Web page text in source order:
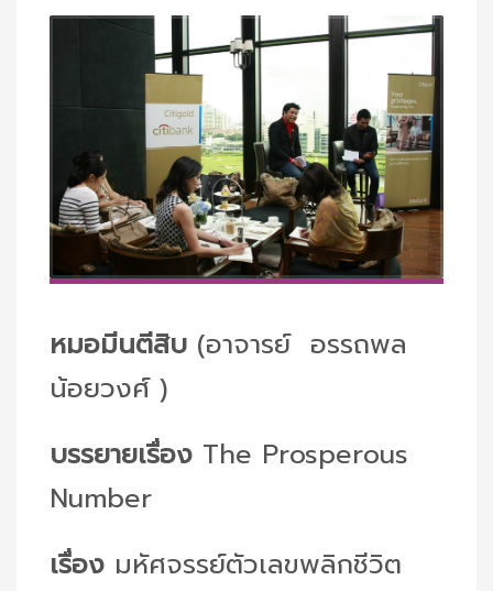
หมอมีนตีสิบ (อาจารย์ อรรถพล
น้อยวงศ์ )
บรรยายเรื่อง The Prosperous
Number
เรื่อง มหัศจรรย์ตัวเลขพลิกชีวิต